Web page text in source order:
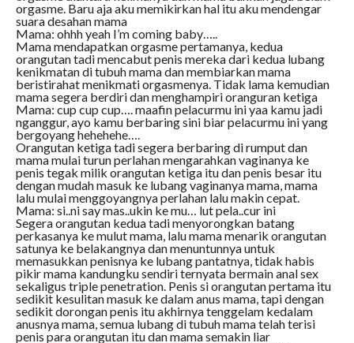
orgasme. Baru aja aku memikirkan hal itu aku mendengar
suara desahan mama
Mama: ohhh yeah I’m coming baby…..
Mama mendapatkan orgasme pertamanya, kedua
orangutan tadi mencabut penis mereka dari kedua lubang
kenikmatan di tubuh mama dan membiarkan mama
beristirahat menikmati orgasmenya. Tidak lama kemudian
mama segera berdiri dan menghampiri oranguran ketiga
Mama: cup cup cup…. maafin pelacurmu ini yaa kamu jadi
nganggur, ayo kamu berbaring sini biar pelacurmu ini yang
bergoyang hehehehe….
Orangutan ketiga tadi segera berbaring di rumput dan
mama mulai turun perlahan mengarahkan vaginanya ke
penis tegak milik orangutan ketiga itu dan penis besar itu
dengan mudah masuk ke lubang vaginanya mama, mama
lalu mulai menggoyangnya perlahan lalu makin cepat.
Mama: si..ni say mas..ukin ke mu… lut pela..cur ini
Segera orangutan kedua tadi menyorongkan batang
perkasanya ke mulut mama, lalu mama menarik orangutan
satunya ke belakangnya dan menuntunnya untuk
memasukkan penisnya ke lubang pantatnya, tidak habis
pikir mama kandungku sendiri ternyata bermain anal sex
sekaligus triple penetration. Penis si orangutan pertama itu
sedikit kesulitan masuk ke dalam anus mama, tapi dengan
sedikit dorongan penis itu akhirnya tenggelam kedalam
anusnya mama, semua lubang di tubuh mama telah terisi
penis para orangutan itu dan mama semakin liar